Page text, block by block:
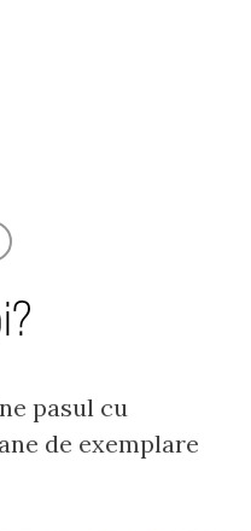
pasul cu
de exemplare